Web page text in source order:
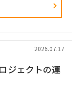
エスノグラフィ調
在課題の整理
の特定
およびプレゼンテ
2026.07.17
ジェクトの運